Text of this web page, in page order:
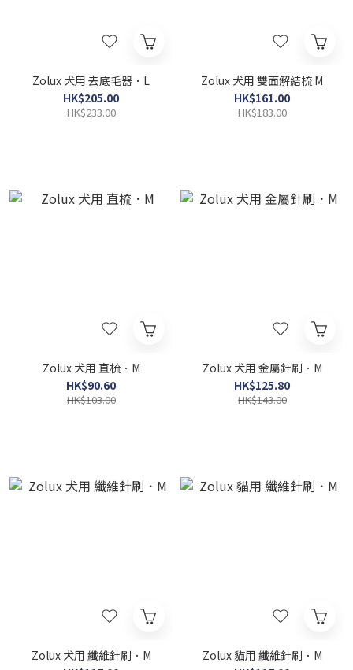
Zolux 犬用 去底毛器．L
HK$205.00
HK$233.00
Zolux 犬用 雙面解結梳 M
HK$161.00
HK$183.00
Zolux 犬用 直梳．M
HK$90.60
HK$103.00
Zolux 犬用 金屬針刷．M
HK$125.80
HK$143.00
Zolux 犬用 纖維針刷．M
Zolux 貓用 纖維針刷．M